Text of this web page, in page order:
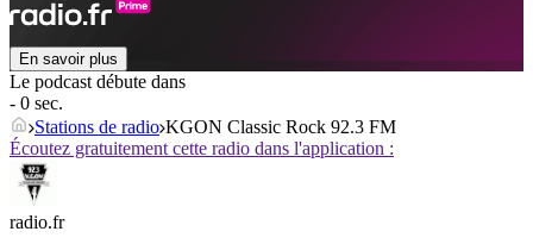
En savoir plus
Le podcast débute dans
- 0 sec.
Stations de radio KGON Classic Rock 92.3 FM
Écoutez gratuitement cette radio dans l'application :
radio.fr